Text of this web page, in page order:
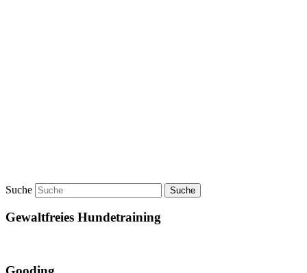
Suche
Gewaltfreies Hundetraining